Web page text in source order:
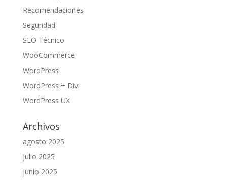
Recomendaciones
Seguridad
SEO Técnico
WooCommerce
WordPress
WordPress + Divi
WordPress UX
Archivos
agosto 2025
julio 2025
junio 2025